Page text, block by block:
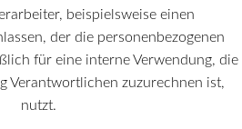
beispielsweise einen
der die personenbezogenen
für eine interne Verwendung, die
Verantwortlichen zuzurechnen ist,
nutzt.